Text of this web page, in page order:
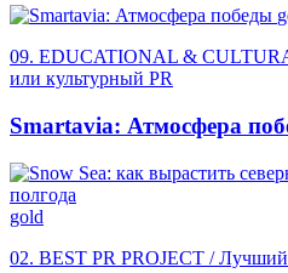
09. EDUCATIONAL &
или культурный PR
Smartavia: Атмосфера
gold
02. BEST PR PROJECT /